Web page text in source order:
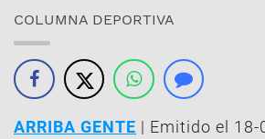
COLUMNA DEPORTIVA
ARRIBA GENTE | Emitido el 18-